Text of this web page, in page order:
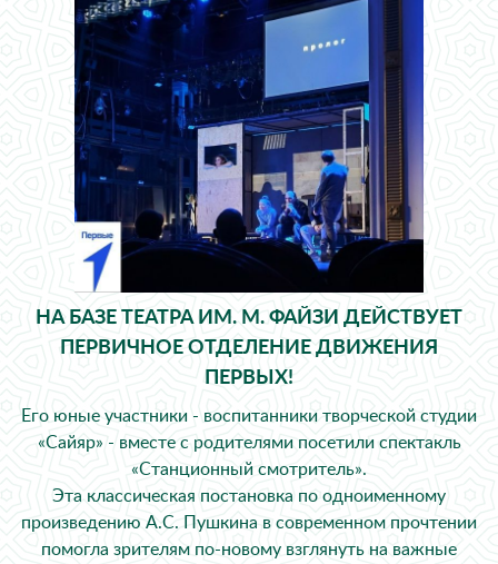
НА БАЗЕ ТЕАТРА ИМ. М. ФАЙЗИ ДЕЙСТВУЕТ
ПЕРВИЧНОЕ ОТДЕЛЕНИЕ ДВИЖЕНИЯ
ПЕРВЫХ!
Его юные участники - воспитанники творческой студии
«Сайяр» - вместе с родителями посетили спектакль
«Станционный смотритель».
Эта классическая постановка по одноименному
произведению А.С. Пушкина в современном прочтении
помогла зрителям по-новому взглянуть на важные